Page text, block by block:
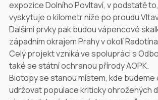
expozice Dolního Povltaví, v podstatě
vyskytuje o kilometr níže po proudu
Dalšími prvky pak budou vápencové
západním okrajem Prahy v okolí
Celý projekt vzniká ve spolupráci s
také se státní ochranou přírody AOPK.
Biotopy se stanou místem, kde budeme
udržovat populace kriticky ohrožených